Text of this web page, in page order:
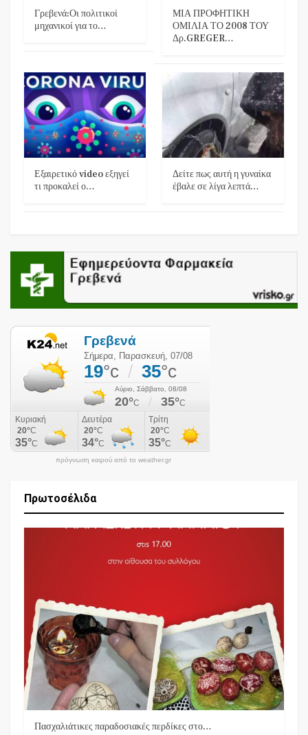
Γρεβενά:Οι πολιτικοί
μηχανικοί για το…
ΜΙΑ ΠΡΟΦΗΤΙΚΗ
ΟΜΙΛΙΑ ΤΟ 2008 ΤΟΥ
Δρ.GREGER…
Εξαιρετικό video εξηγεί
τι προκαλεί ο…
Δείτε πως αυτή η γυναίκα
έβαλε σε λίγα λεπτά…
πρόγνωση καιρού από το weather.gr
Πρωτοσέλιδα
Πασχαλιάτικες παραδοσιακές περδίκες στο…